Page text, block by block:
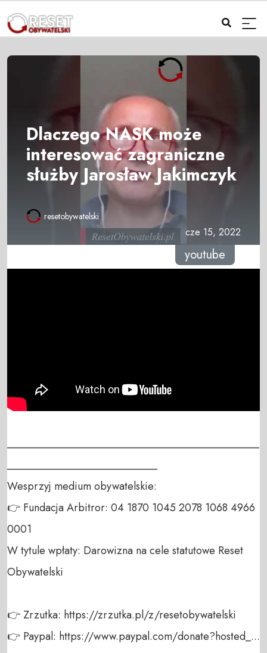
Dlaczego NASK może
interesować zagraniczne
służby Jarosław Jakimczyk
resetobywatelski
cze 15, 2022
youtube
_______________________________________________
____________________________
Wesprzyj medium obywatelskie:
👉 Fundacja Arbitror: 04 1870 1045 2078 1068 4966
0001
W tytule wpłaty: Darowizna na cele statutowe Reset
Obywatelski
👉 Zrzutka: https://zrzutka.pl/z/resetobywatelski
👉 Paypal: https://www.paypal.com/donate?hosted_...